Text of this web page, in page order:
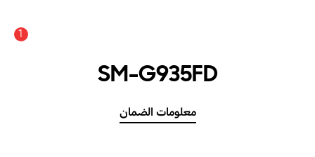
1
SM-G935FD
معلومات الضمان